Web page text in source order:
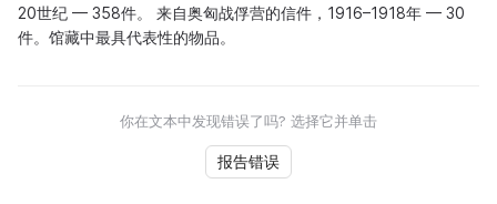
20世纪 — 358件。 来自奥匈战俘营的信件，1916–1918年 — 30
件。馆藏中最具代表性的物品。
你在文本中发现错误了吗? 选择它并单击
报告错误